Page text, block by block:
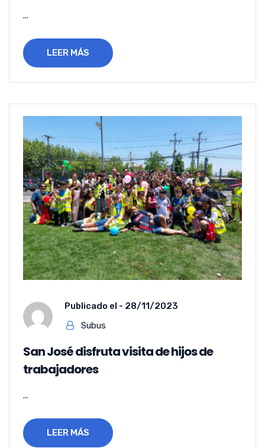
...
LEER MÁS
Publicado el - 28/11/2023
Subus
San José disfruta visita de hijos de
trabajadores
...
LEER MÁS